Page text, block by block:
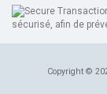
sécurisé, afin de
Copyright ©